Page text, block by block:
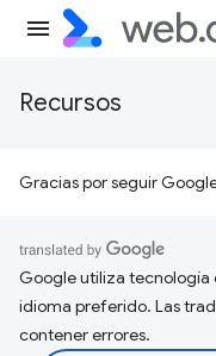
Recursos
Gracias por seguir
Google utiliza tecnología
idioma preferido. Las
contener errores.